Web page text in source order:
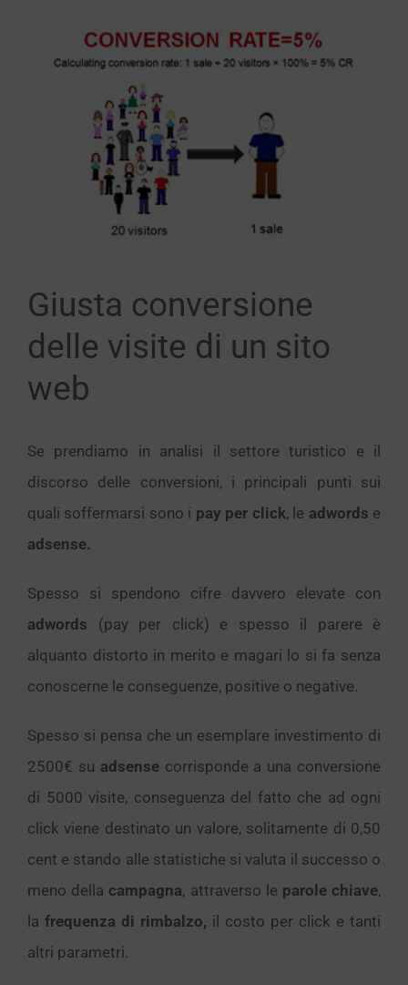
Ingrandisci
immagine
Giusta conversione
delle visite di un sito
web
Se prendiamo in analisi il settore turistico e il
discorso delle conversioni, i principali punti sui
quali soffermarsi sono i pay per click, le adwords e
adsense.
Spesso si spendono cifre davvero elevate con
adwords (pay per click) e spesso il parere è
alquanto distorto in merito e magari lo si fa senza
conoscerne le conseguenze, positive o negative.
Spesso si pensa che un esemplare investimento di
2500€ su adsensecorrisponde a una conversione
di 5000 visite, conseguenza del fatto che ad ogni
click viene destinato un valore, solitamente di 0,50
cent e stando alle statistiche si valuta il successo o
meno della campagna, attraverso le parole chiave,
la frequenza di rimbalzo, il costo per click e tanti
altri parametri.